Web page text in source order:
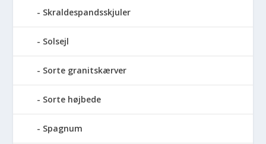
Skraldespandsskjuler
Solsejl
Sorte granitskærver
Sorte højbede
Spagnum